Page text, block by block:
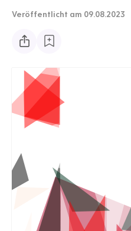
Veröffentlicht am 09.08.2023